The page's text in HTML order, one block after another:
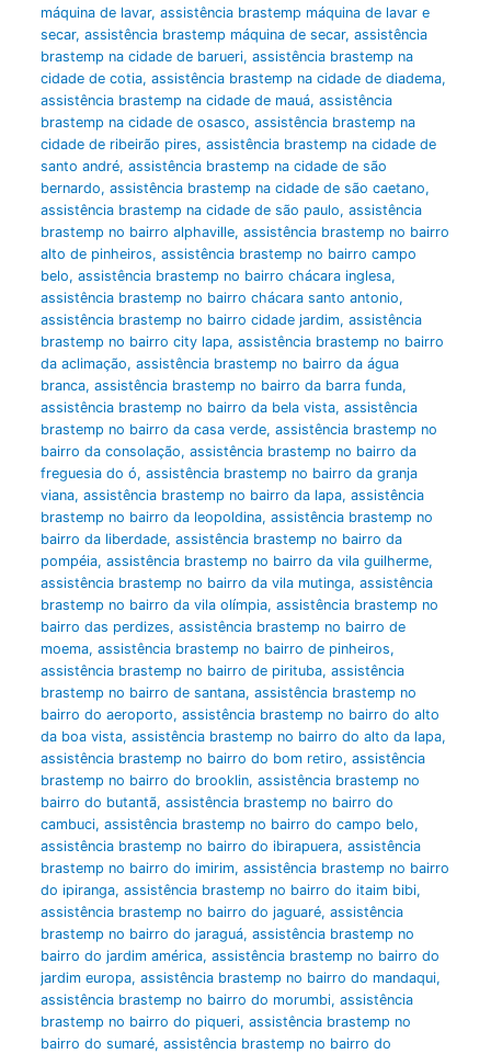
máquina de lavar, assistência brastemp máquina de lavar e
secar, assistência brastemp máquina de secar, assistência
brastemp na cidade de barueri, assistência brastemp na
cidade de cotia, assistência brastemp na cidade de diadema,
assistência brastemp na cidade de mauá, assistência
brastemp na cidade de osasco, assistência brastemp na
cidade de ribeirão pires, assistência brastemp na cidade de
santo andré, assistência brastemp na cidade de são
bernardo, assistência brastemp na cidade de são caetano,
assistência brastemp na cidade de são paulo, assistência
brastemp no bairro alphaville, assistência brastemp no bairro
alto de pinheiros, assistência brastemp no bairro campo
belo, assistência brastemp no bairro chácara inglesa,
assistência brastemp no bairro chácara santo antonio,
assistência brastemp no bairro cidade jardim, assistência
brastemp no bairro city lapa, assistência brastemp no bairro
da aclimação, assistência brastemp no bairro da água
branca, assistência brastemp no bairro da barra funda,
assistência brastemp no bairro da bela vista, assistência
brastemp no bairro da casa verde, assistência brastemp no
bairro da consolação, assistência brastemp no bairro da
freguesia do ó, assistência brastemp no bairro da granja
viana, assistência brastemp no bairro da lapa, assistência
brastemp no bairro da leopoldina, assistência brastemp no
bairro da liberdade, assistência brastemp no bairro da
pompéia, assistência brastemp no bairro da vila guilherme,
assistência brastemp no bairro da vila mutinga, assistência
brastemp no bairro da vila olímpia, assistência brastemp no
bairro das perdizes, assistência brastemp no bairro de
moema, assistência brastemp no bairro de pinheiros,
assistência brastemp no bairro de pirituba, assistência
brastemp no bairro de santana, assistência brastemp no
bairro do aeroporto, assistência brastemp no bairro do alto
da boa vista, assistência brastemp no bairro do alto da lapa,
assistência brastemp no bairro do bom retiro, assistência
brastemp no bairro do brooklin, assistência brastemp no
bairro do butantã, assistência brastemp no bairro do
cambuci, assistência brastemp no bairro do campo belo,
assistência brastemp no bairro do ibirapuera, assistência
brastemp no bairro do imirim, assistência brastemp no bairro
do ipiranga, assistência brastemp no bairro do itaim bibi,
assistência brastemp no bairro do jaguaré, assistência
brastemp no bairro do jaraguá, assistência brastemp no
bairro do jardim américa, assistência brastemp no bairro do
jardim europa, assistência brastemp no bairro do mandaqui,
assistência brastemp no bairro do morumbi, assistência
brastemp no bairro do piqueri, assistência brastemp no
bairro do sumaré, assistência brastemp no bairro do